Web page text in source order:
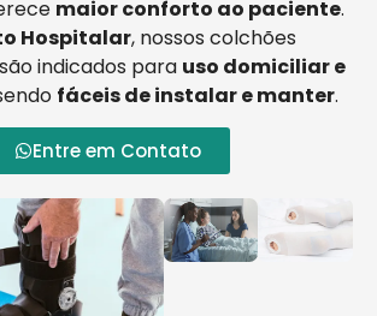
maior conforto ao paciente.
Hospitalar, nossos colchões
indicados para uso domiciliar e
fáceis de instalar e manter.
Entre em Contato